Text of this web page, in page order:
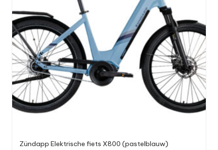
Zündapp Elektrische fiets X800 (pastelblauw)